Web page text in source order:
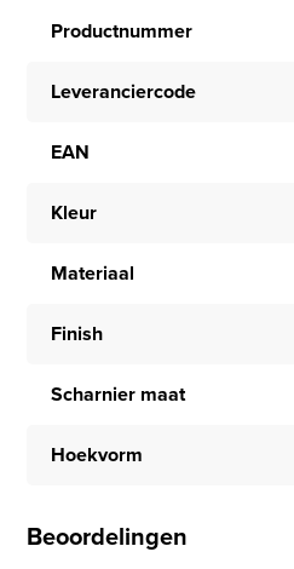
Productnummer
Leveranciercode
EAN
Kleur
Materiaal
Finish
Scharnier maat
Hoekvorm
Beoordelingen